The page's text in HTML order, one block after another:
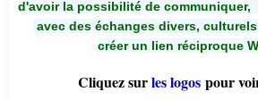
d'avoir la possibilité de communiquer,
avec des échanges divers,
créer un lien réciproque
Cliquez surles logos pour